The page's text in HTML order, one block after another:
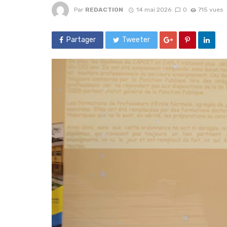
Par REDACTION 14 mai 2026 0 715 vues
Partager Tweeter